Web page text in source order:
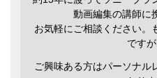
動画編集の講師に
お気軽にご相談ください。
ですが
ご興味ある方はパーソナル